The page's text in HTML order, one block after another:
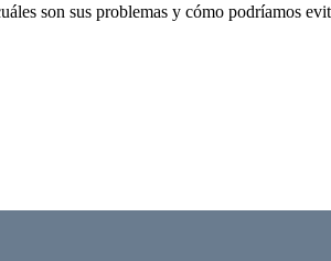
son sus problemas y cómo podríamos